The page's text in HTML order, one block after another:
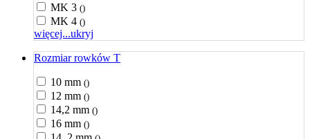
MK 3 ()
MK 4 ()
więcej...ukryj
Rozmiar rowków T
10 mm ()
12 mm ()
14,2 mm ()
16 mm ()